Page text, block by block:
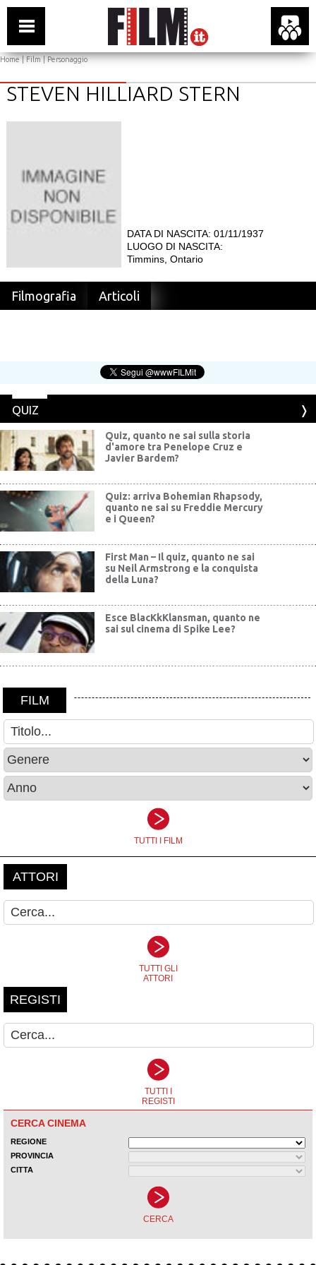
Home|Film| Personaggio
STEVEN HILLIARD STERN
DATA DI NASCITA: 01/11/1937
LUOGO DI NASCITA:
Timmins, Ontario
Filmografia Articoli
QUIZ
Quiz, quanto ne sai sulla storia
d'amore tra Penelope Cruz e
Javier Bardem?
Quiz: arriva Bohemian Rhapsody,
quanto ne sai su Freddie Mercury
e i Queen?
First Man – Il quiz, quanto ne sai
su Neil Armstrong e la conquista
della Luna?
Esce BlacKkKlansman, quanto ne
sai sul cinema di Spike Lee?